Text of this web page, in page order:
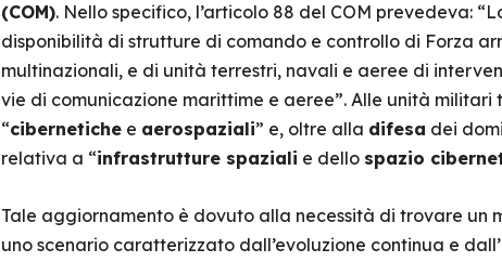
(COM). Nello specifico, l’articolo 88 del COM prevedeva:
disponibilità di strutture di comando e controllo di Forza
multinazionali, e di unità terrestri, navali e aeree di
vie di comunicazione marittime e aeree”. Alle unità
“cibernetichee aerospaziali” e, oltre alla difesa dei
relativa a “infrastrutture spaziali e dello spazio
Tale aggiornamento è dovuto alla necessità di trovare un
uno scenario caratterizzato dall’evoluzione continua e